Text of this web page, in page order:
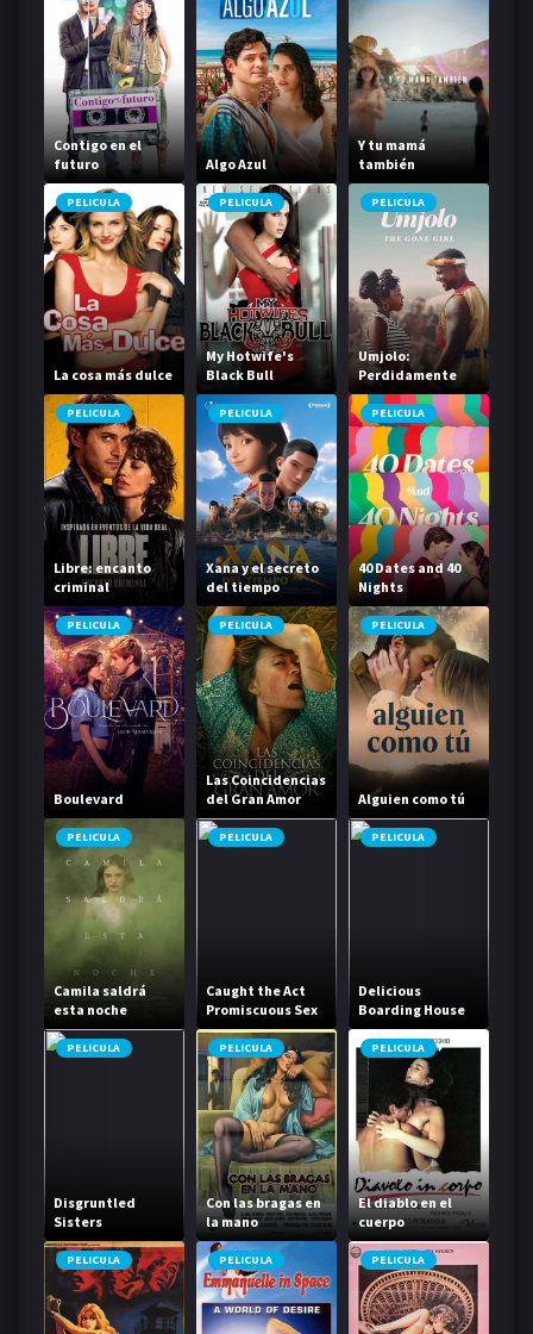
Contigo en el
futuro
Algo Azul
Y tu mamá
también
PELICULA
La cosa más dulce
PELICULA
My Hotwife's
Black Bull
PELICULA
Umjolo:
Perdidamente
enamorada
PELICULA
Libre: encanto
criminal
PELICULA
Xana y el secreto
del tiempo
PELICULA
40 Dates and 40
Nights
PELICULA
Boulevard
PELICULA
Las Coincidencias
del Gran Amor
PELICULA
Alguien como tú
PELICULA
Camila saldrá
esta noche
PELICULA
Caught the Act
Promiscuous Sex
Life
PELICULA
Delicious
Boarding House
Daughter
PELICULA
Disgruntled
Sisters
PELICULA
Con las bragas en
la mano
PELICULA
El diablo en el
cuerpo
PELICULA PELICULA PELICULA